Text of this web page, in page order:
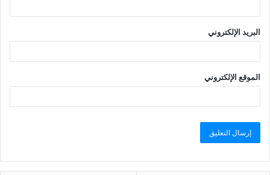
البريد الإلكتروني
الموقع الإلكتروني